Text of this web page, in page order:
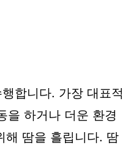
합니다. 가장 대표적
을 하거나 더운 환경
해 땀을 흘립니다. 땀